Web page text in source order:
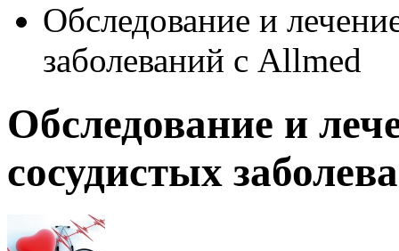
Обследование и
заболеваний с Allmed
Обследование и
сосудистых